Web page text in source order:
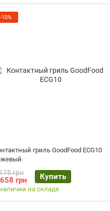
гриль GoodFood ECG10
грн
грн Купить
на складе